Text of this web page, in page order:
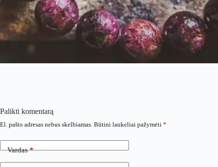
Palikti komentarą
El. pašto adresas nebus skelbiamas. Būtini laukeliai pažymėti *
Vardas*